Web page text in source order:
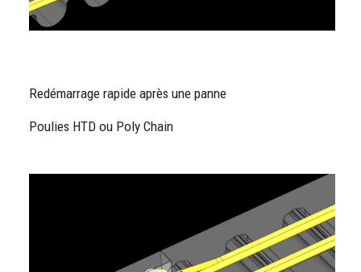
Redémarrage rapide après une panne
Poulies HTD ou Poly Chain